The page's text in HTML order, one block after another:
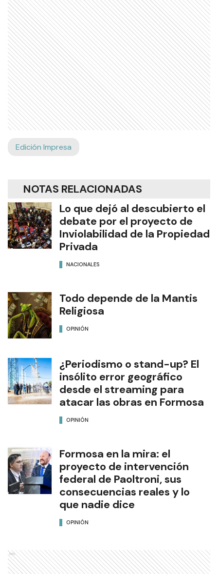
Edición Impresa
NOTAS RELACIONADAS
Lo que dejó al descubierto el
debate por el proyecto de
Inviolabilidad de la Propiedad
Privada
NACIONALES
Todo depende de la Mantis
Religiosa
OPINIÓN
¿Periodismo o stand-up? El
insólito error geográfico
desde el streaming para
atacar las obras en Formosa
OPINIÓN
Formosa en la mira: el
proyecto de intervención
federal de Paoltroni, sus
consecuencias reales y lo
que nadie dice
OPINIÓN
Ads